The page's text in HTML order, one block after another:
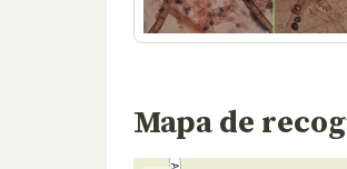
Mapa de